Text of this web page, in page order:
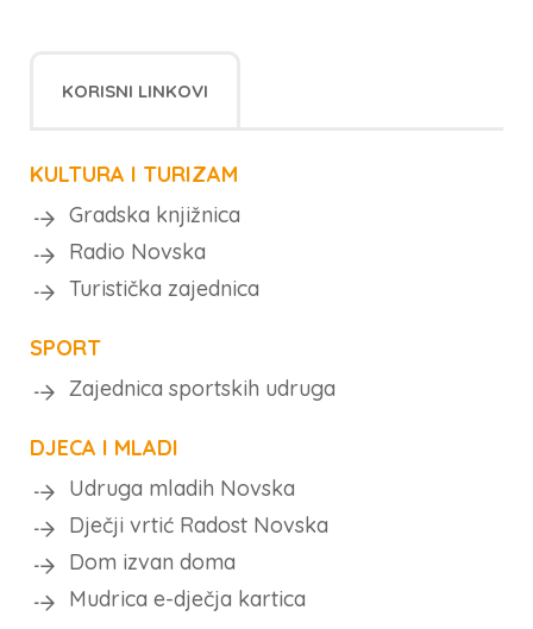
KORISNI LINKOVI
KULTURA I TURIZAM
Gradska knjižnica
Radio Novska
Turistička zajednica
SPORT
Zajednica sportskih udruga
DJECA I MLADI
Udruga mladih Novska
Dječji vrtić Radost Novska
Dom izvan doma
Mudrica e-dječja kartica